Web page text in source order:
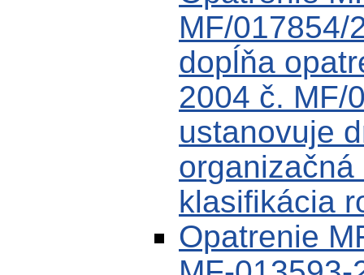
MF/017854/
dopĺňa
2004 č. MF/
ustanovuje
klasifikácia
Opatrenie